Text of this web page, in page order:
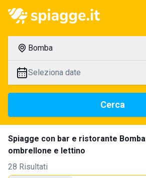
Bomba
Seleziona date
Cerca
Spiagge con bar e ristorante
ombrellone e lettino
28 Risultati